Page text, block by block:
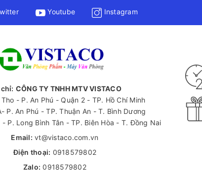
Youtube Instagram
CÔNG TY TNHH MTV VISTACO
- P. An Phú - Quận 2 - TP. Hồ Chí Minh
P. An Phú - TP. Thuận An - T. Bình Dương
- P. Long Bình Tân - TP. Biên Hòa - T. Đồng Nai
Email: vt@vistaco.com.vn
Điện thoại: 0918579802
Zalo: 0918579802